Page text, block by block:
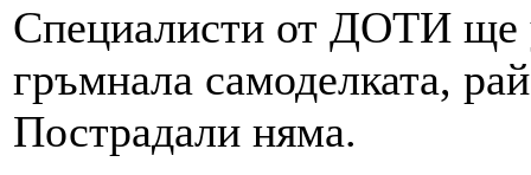
Специалисти от ДОТИ ще
гръмнала самоделката,
Пострадали няма.